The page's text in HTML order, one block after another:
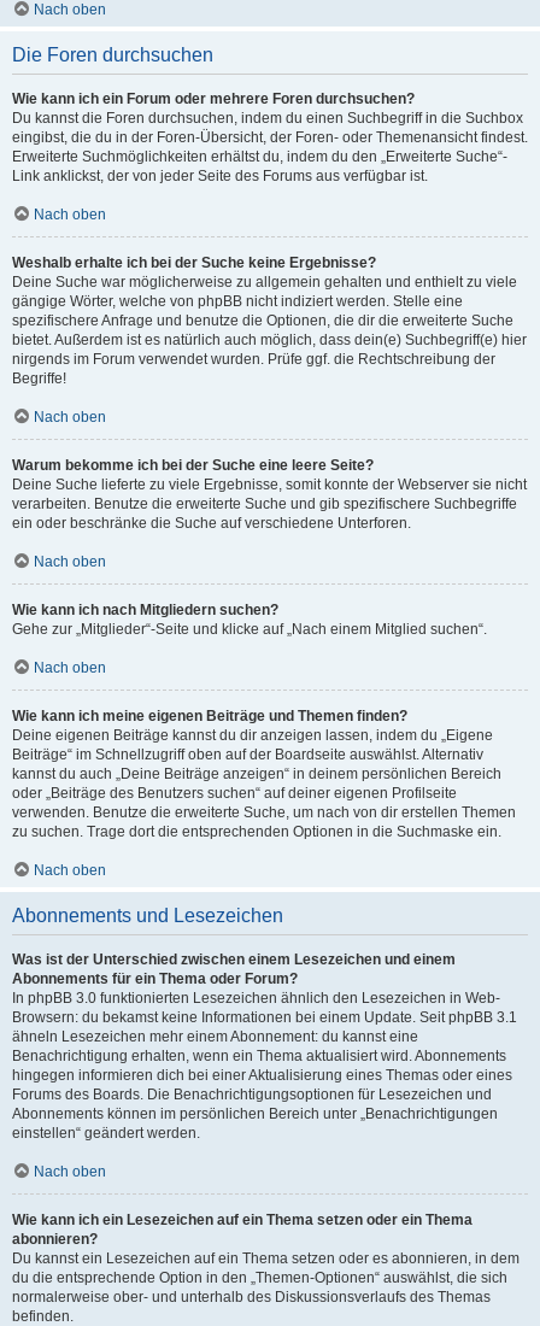
Nach oben
Die Foren durchsuchen
Wie kann ich ein Forum oder mehrere Foren durchsuchen?
Du kannst die Foren durchsuchen, indem du einen Suchbegriff in die Suchbox
eingibst, die du in der Foren-Übersicht, der Foren- oder Themenansicht findest.
Erweiterte Suchmöglichkeiten erhältst du, indem du den „Erweiterte Suche“-
Link anklickst, der von jeder Seite des Forums aus verfügbar ist.
Nach oben
Weshalb erhalte ich bei der Suche keine Ergebnisse?
Deine Suche war möglicherweise zu allgemein gehalten und enthielt zu viele
gängige Wörter, welche von phpBB nicht indiziert werden. Stelle eine
spezifischere Anfrage und benutze die Optionen, die dir die erweiterte Suche
bietet. Außerdem ist es natürlich auch möglich, dass dein(e) Suchbegriff(e) hier
nirgends im Forum verwendet wurden. Prüfe ggf. die Rechtschreibung der
Begriffe!
Nach oben
Warum bekomme ich bei der Suche eine leere Seite?
Deine Suche lieferte zu viele Ergebnisse, somit konnte der Webserver sie nicht
verarbeiten. Benutze die erweiterte Suche und gib spezifischere Suchbegriffe
ein oder beschränke die Suche auf verschiedene Unterforen.
Nach oben
Wie kann ich nach Mitgliedern suchen?
Gehe zur „Mitglieder“-Seite und klicke auf „Nach einem Mitglied suchen“.
Nach oben
Wie kann ich meine eigenen Beiträge und Themen finden?
Deine eigenen Beiträge kannst du dir anzeigen lassen, indem du „Eigene
Beiträge“ im Schnellzugriff oben auf der Boardseite auswählst. Alternativ
kannst du auch „Deine Beiträge anzeigen“ in deinem persönlichen Bereich
oder „Beiträge des Benutzers suchen“ auf deiner eigenen Profilseite
verwenden. Benutze die erweiterte Suche, um nach von dir erstellen Themen
zu suchen. Trage dort die entsprechenden Optionen in die Suchmaske ein.
Nach oben
Abonnements und Lesezeichen
Was ist der Unterschied zwischen einem Lesezeichen und einem
Abonnements für ein Thema oder Forum?
In phpBB 3.0 funktionierten Lesezeichen ähnlich den Lesezeichen in Web-
Browsern: du bekamst keine Informationen bei einem Update. Seit phpBB 3.1
ähneln Lesezeichen mehr einem Abonnement: du kannst eine
Benachrichtigung erhalten, wenn ein Thema aktualisiert wird. Abonnements
hingegen informieren dich bei einer Aktualisierung eines Themas oder eines
Forums des Boards. Die Benachrichtigungsoptionen für Lesezeichen und
Abonnements können im persönlichen Bereich unter „Benachrichtigungen
einstellen“ geändert werden.
Nach oben
Wie kann ich ein Lesezeichen auf ein Thema setzen oder ein Thema
abonnieren?
Du kannst ein Lesezeichen auf ein Thema setzen oder es abonnieren, in dem
du die entsprechende Option in den „Themen-Optionen“ auswählst, die sich
normalerweise ober- und unterhalb des Diskussionsverlaufs des Themas
befinden.